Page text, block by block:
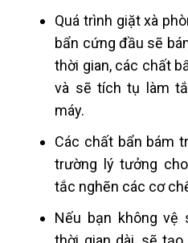
Quá trình giặt xà
bẩn cứng đầu sẽ
thời gian, các chất
và sẽ tích tụ làm
máy.
Các chất bẩn bám
trường lý tưởng
tắc nghẽn các cơ
Nếu bạn không vệ